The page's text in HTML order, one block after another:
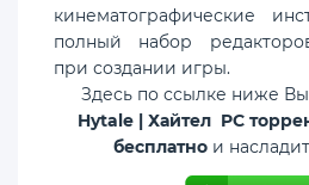
кинематографические
полный набор
при создании игры.
Здесь по ссылке ниже
Hytale | Хайтел PC
бесплатно и